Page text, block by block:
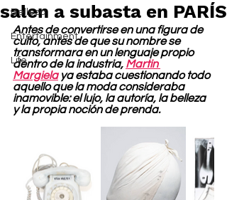
Belleza
Entertainment
Life
salen a subasta en PARÍS
Antes de convertirse en una figura de
culto, antes de que su nombre se
transformara en un lenguaje propio
dentro de la industria, Martin
Margiela ya estaba cuestionando todo
aquello que la moda consideraba
inamovible: el lujo, la autoría, la belleza
y la propia noción de prenda.